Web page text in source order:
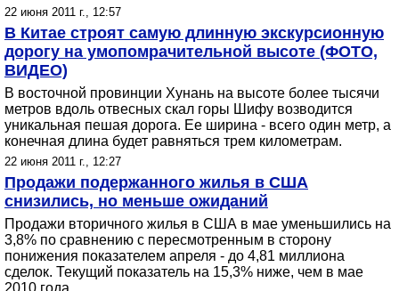
22 июня 2011 г., 12:57
В Китае строят самую длинную экскурсионную
дорогу на умопомрачительной высоте (ФОТО,
ВИДЕО)
В восточной провинции Хунань на высоте более тысячи
метров вдоль отвесных скал горы Шифу возводится
уникальная пешая дорога. Ее ширина - всего один метр, а
конечная длина будет равняться трем километрам.
22 июня 2011 г., 12:27
Продажи подержанного жилья в США
снизились, но меньше ожиданий
Продажи вторичного жилья в США в мае уменьшились на
3,8% по сравнению с пересмотренным в сторону
понижения показателем апреля - до 4,81 миллиона
сделок. Текущий показатель на 15,3% ниже, чем в мае
2010 года.